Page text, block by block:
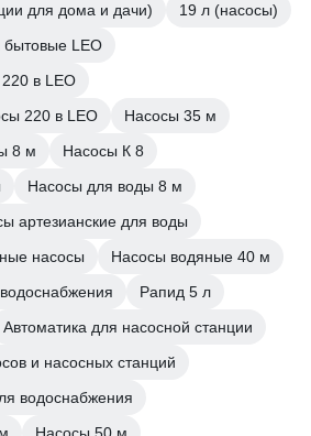
для дома и дачи)
19 л (насосы)
LEO
в LEO
220 в LEO
Насосы 35 м
8 м
Насосы К 8
Насосы для воды 8 м
артезианские для воды
насосы
Насосы водяные 40 м
Рапид 5 л
Автоматика для насосной станции
и насосных станций
водоснабжения